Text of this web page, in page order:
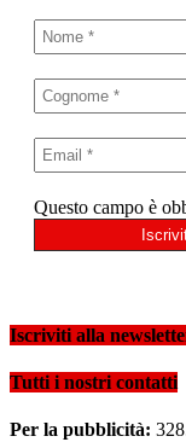
Questo campo è
Iscriviti alla
Tutti i nostri contatti
Per la pubblicità: